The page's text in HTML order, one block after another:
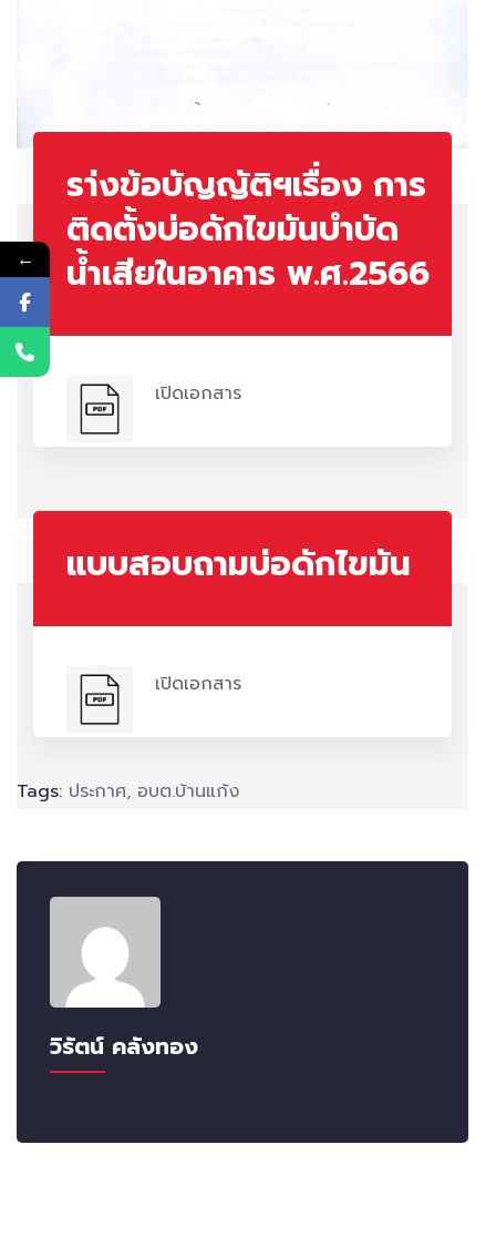
รา่งข้อบัญญัติฯเรื่อง การ
ติดตั้งบ่อดักไขมันบำบัด
น้ำเสียในอาคาร พ.ศ.2566
เปิดเอกสาร
แบบสอบถามบ่อดักไขมัน
เปิดเอกสาร
Tags: ประกาศ, อบต.บ้านแก้ง
วิรัตน์ คลังทอง
←